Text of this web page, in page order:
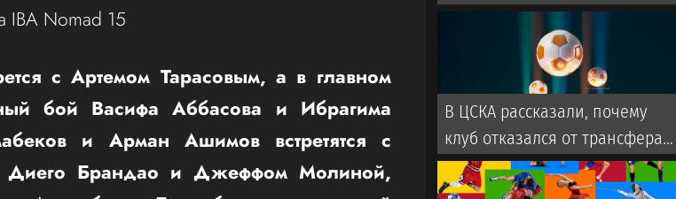
IBA Nomad 15
с Артемом Тарасовым, а в главном
бой Васифа Аббасова и Ибрагима
и Арман Ашимов встретятся с
Диего Брандао и Джеффом Молиной,
авторитета Инфантино.
Выборы нового президента
пройдут в 2027 году
В ЦСКА рассказали, почему
клуб отказался от трансфера
Даку